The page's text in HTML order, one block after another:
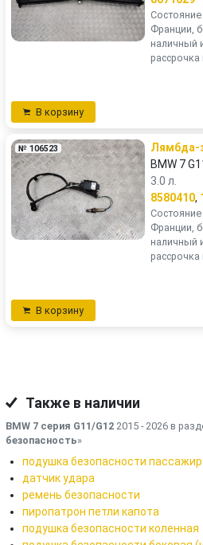
Франции,
наличный
В корзину
№ 106523
Лямбда-
BMW 7
3.0 л.
8580410,
Франции,
наличный
В корзину
Также в наличии
BMW 7 серия G11/G12 2015 - 2026 в
безопасность»
подушка безопасности
датчик удара
ремень безопасности
пиропатрон петли капота
подушка безопасности коленная